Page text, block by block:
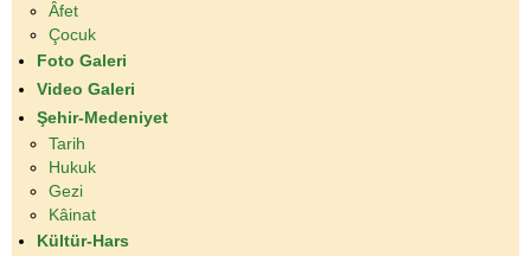
Âfet
Çocuk
Foto Galeri
Video Galeri
Şehir-Medeniyet
Tarih
Hukuk
Gezi
Kâinat
Kültür-Hars